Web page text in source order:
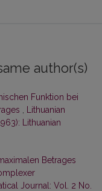
author(s)
Funktion bei
Lithuanian
Lithuanian
Betrages
Journal: Vol. 2 No.